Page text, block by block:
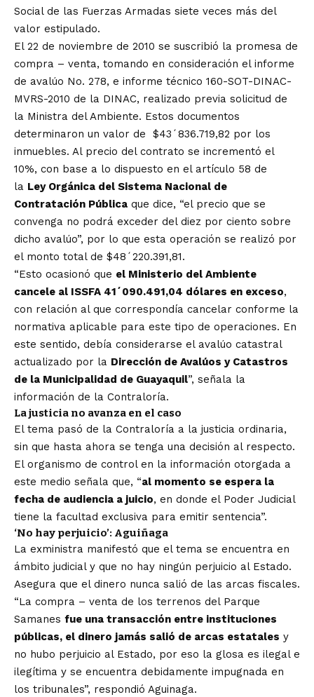
Social de las Fuerzas Armadas siete veces más del
valor estipulado.
El 22 de noviembre de 2010 se suscribió la promesa de
compra – venta, tomando en consideración el informe
de avalúo No. 278, e informe técnico 160-SOT-DINAC-
MVRS-2010 de la DINAC, realizado previa solicitud de
la Ministra del Ambiente. Estos documentos
determinaron un valor de $43´836.719,82 por los
inmuebles. Al precio del contrato se incrementó el
10%, con base a lo dispuesto en el artículo 58 de
la Ley Orgánica del Sistema Nacional de
Contratación Pública que dice, “el precio que se
convenga no podrá exceder del diez por ciento sobre
dicho avalúo”, por lo que esta operación se realizó por
el monto total de $48´220.391,81.
“Esto ocasionó que el Ministerio del Ambiente
cancele al ISSFA 41´090.491,04 dólares en exceso,
con relación al que correspondía cancelar conforme la
normativa aplicable para este tipo de operaciones. En
este sentido, debía considerarse el avalúo catastral
actualizado por la Dirección de Avalúos y Catastros
de la Municipalidad de Guayaquil”, señala la
información de la Contraloría.
La justicia no avanza en el caso
El tema pasó de la Contraloría a la justicia ordinaria,
sin que hasta ahora se tenga una decisión al respecto.
El organismo de control en la información otorgada a
este medio señala que, “al momento se espera la
fecha de audiencia a juicio, en donde el Poder Judicial
tiene la facultad exclusiva para emitir sentencia”.
‘No hay perjuicio’: Aguiñaga
La exministra manifestó que el tema se encuentra en
ámbito judicial y que no hay ningún perjuicio al Estado.
Asegura que el dinero nunca salió de las arcas fiscales.
“La compra – venta de los terrenos del Parque
Samanes fue una transacción entre instituciones
públicas, el dinero jamás salió de arcas estatales y
no hubo perjuicio al Estado, por eso la glosa es ilegal e
ilegítima y se encuentra debidamente impugnada en
los tribunales”, respondió Aguinaga.